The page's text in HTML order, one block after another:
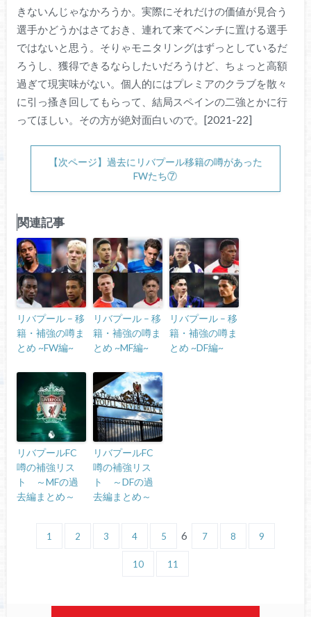
きないんじゃなかろうか。実際にそれだけの価値が見合う
選手かどうかはさておき、連れて来てベンチに置ける選手
ではないと思う。そりゃモニタリングはずっとしているだ
ろうし、獲得できるならしたいだろうけど、ちょっと高額
過ぎて現実味がない。個人的にはプレミアのクラブを散々
に引っ搔き回してもらって、結局スペインの二強とかに行
ってほしい。その方が絶対面白いので。[2021-22]
【次ページ】過去にリバプール移籍の噂があった
FWたち⑦
関連記事
リバプール – 移
籍・補強の噂ま
とめ ~FW編~
リバプール – 移
籍・補強の噂ま
とめ ~MF編~
リバプール – 移
籍・補強の噂ま
とめ ~DF編~
リバプールFC
噂の補強リス
ト ～MFの過
去編まとめ～
リバプールFC
噂の補強リス
ト ～DFの過
去編まとめ～
1 2 3 4 5 6 7 8 9
10 11